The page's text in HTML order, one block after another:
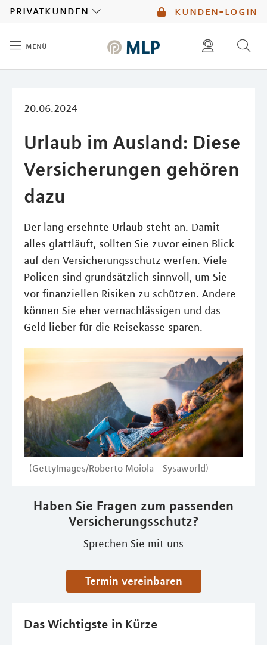
kunden-login
privatkunden
menü
20.06.2024
Urlaub im Ausland: Diese
Versicherungen gehören
dazu
Der lang ersehnte Urlaub steht an. Damit
alles glattläuft, sollten Sie zuvor einen Blick
auf den Versicherungsschutz werfen. Viele
Policen sind grundsätzlich sinnvoll, um Sie
vor finanziellen Risiken zu schützen. Andere
können Sie eher vernachlässigen und das
Geld lieber für die Reisekasse sparen.
(GettyImages/Roberto Moiola - Sysaworld)
Haben Sie Fragen zum passenden
Versicherungsschutz?
Sprechen Sie mit uns
Termin vereinbaren
Das Wichtigste in Kürze